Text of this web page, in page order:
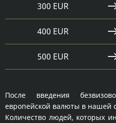
300 EUR
400 EUR
500 EUR
После введения
европейской валюты в нашей
Количество людей, которых